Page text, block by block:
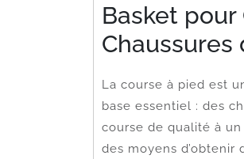
Basket pour
Chaussures
La course à pied est
base essentiel : des
course de qualité à
des moyens